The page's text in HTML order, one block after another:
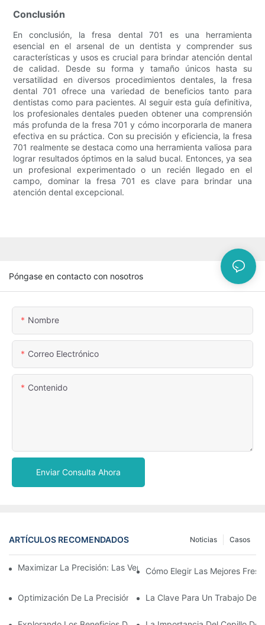
Conclusión
En conclusión, la fresa dental 701 es una herramienta
esencial en el arsenal de un dentista y comprender sus
características y usos es crucial para brindar atención dental
de calidad. Desde su forma y tamaño únicos hasta su
versatilidad en diversos procedimientos dentales, la fresa
dental 701 ofrece una variedad de beneficios tanto para
dentistas como para pacientes. Al seguir esta guía definitiva,
los profesionales dentales pueden obtener una comprensión
más profunda de la fresa 701 y cómo incorporarla de manera
efectiva en su práctica. Con su precisión y eficiencia, la fresa
701 realmente se destaca como una herramienta valiosa para
lograr resultados óptimos en la salud bucal. Entonces, ya sea
un profesional experimentado o un recién llegado en el
campo, dominar la fresa 701 es clave para brindar una
atención dental excepcional.
Póngase en contacto con nosotros
Nombre
Correo Electrónico
Contenido
Enviar Consulta Ahora
ARTÍCULOS RECOMENDADOS Casos
Noticias
Maximizar La Precisión: Las Ventajas De Usar Fresas De
Cómo Elegir Las Mejores
Optimización De La Precisión Y La Eficiencia Con Fresas CAD
La Clave Para Un Trabajo